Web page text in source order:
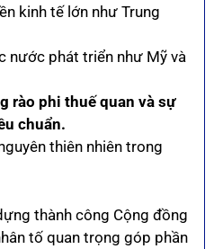
kinh tế lớn như Trung
nước phát triển như Mỹ và
rào phi thuế quan và sự
chuẩn.
thiên nhiên trong
thành công Cộng đồng
tố quan trọng góp phần